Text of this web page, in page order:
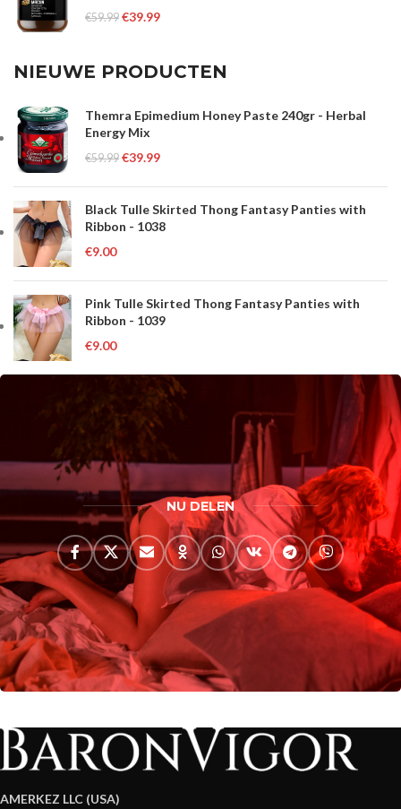
€59.99 €39.99
NIEUWE PRODUCTEN
Themra Epimedium Honey Paste 240gr - Herbal
Energy Mix
€59.99 €39.99
Black Tulle Skirted Thong Fantasy Panties with
Ribbon - 1038
€9.00
Pink Tulle Skirted Thong Fantasy Panties with
Ribbon - 1039
€9.00
NU DELEN
AMERKEZ LLC (USA)